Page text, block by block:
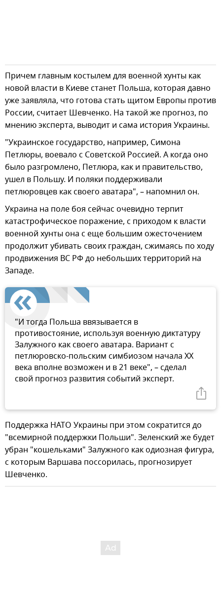
Причем главным костылем для военной хунты как
новой власти в Киеве станет Польша, которая давно
уже заявляла, что готова стать щитом Европы против
России, считает Шевченко. На такой же прогноз, по
мнению эксперта, выводит и сама история Украины.
"Украинское государство, например, Симона
Петлюры, воевало с Советской Россией. А когда оно
было разгромлено, Петлюра, как и правительство,
ушел в Польшу. И поляки поддерживали
петлюровцев как своего аватара", – напомнил он.
Украина на поле боя сейчас очевидно терпит
катастрофическое поражение, с приходом к власти
военной хунты она с еще большим ожесточением
продолжит убивать своих граждан, сжимаясь по ходу
продвижения ВС РФ до небольших территорий на
Западе.
"И тогда Польша ввязывается в
противостояние, используя военную диктатуру
Залужного как своего аватара. Вариант с
петлюровско-польским симбиозом начала XX
века вполне возможен и в 21 веке", – сделал
свой прогноз развития событий эксперт.
Поддержка НАТО Украины при этом сократится до
"всемирной поддержки Польши". Зеленский же будет
убран "кошельками" Залужного как одиозная фигура,
с которым Варшава поссорилась, прогнозирует
Шевченко.